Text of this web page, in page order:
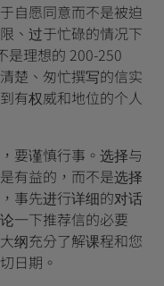
自愿同意而不是被迫
、过于忙碌的情况下
是理想的 200-250
楚、匆忙撰写的信实
有权威和地位的个人
要谨慎行事。选择与
有益的，而不是选择
事先进行详细的对话
一下推荐信的必要
纲充分了解课程和您
日期。